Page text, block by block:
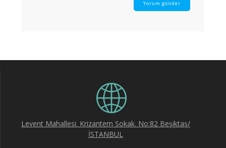
Levent Mahallesi. Krizantem Sokak. No:82 Beşiktaş/
İSTANBUL